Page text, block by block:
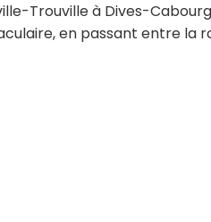
Trouville à Dives-
en passant entre la